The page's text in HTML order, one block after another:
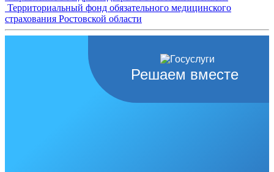
Территориальный фонд обязательного медицинского
страхования Ростовской области
Решаем вместе